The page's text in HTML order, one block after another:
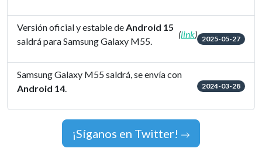
Versión oficial y estable deAndroid 15
saldrá para Samsung Galaxy M55.
(link) 2025-05-27
Samsung Galaxy M55 saldrá, se envía con
Android 14. 2024-03-28
¡Síganos en Twitter!